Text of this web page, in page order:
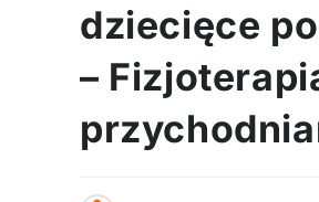
dziecięce
–